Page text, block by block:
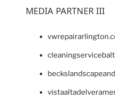
MEDIA PARTNER III